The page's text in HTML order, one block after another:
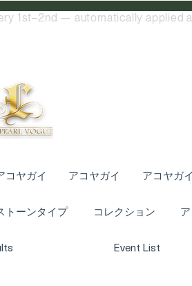
1st–2nd — automatically applied
コヤガイ アコヤガイ アコヤガイ
トーンタイプ コレクション
Event List